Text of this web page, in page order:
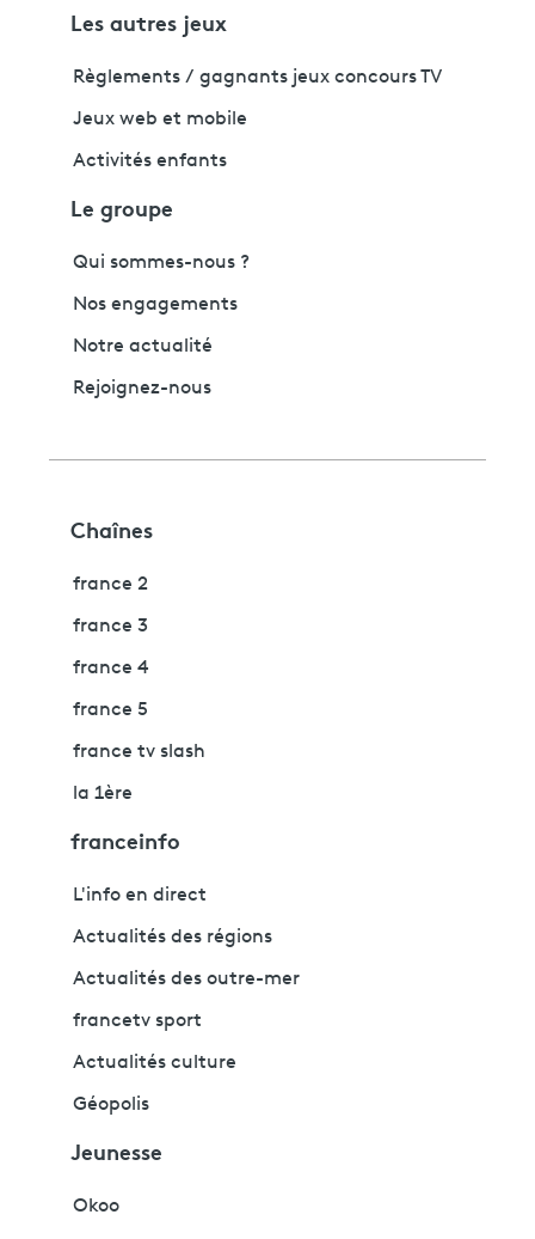
Les autres jeux
Règlements / gagnants jeux concours TV
Jeux web et mobile
Activités enfants
Le groupe
Qui sommes-nous ?
Nos engagements
Notre actualité
Rejoignez-nous
Chaînes
france 2
france 3
france 4
france 5
france tv slash
la 1ère
franceinfo
L'info en direct
Actualités des régions
Actualités des outre-mer
francetv sport
Actualités culture
Géopolis
Jeunesse
Okoo